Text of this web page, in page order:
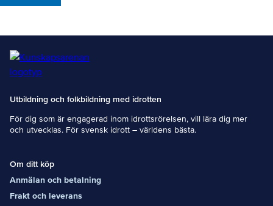
Utbildning och folkbildning med idrotten
För dig som är engagerad inom idrottsrörelsen, vill lära dig mer
och utvecklas. För svensk idrott – världens bästa.
Om ditt köp
Anmälan och betalning
Frakt och leverans